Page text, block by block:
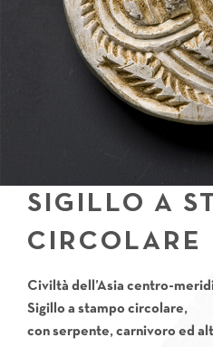
SIGILLO A
CIRCOLARE
Civiltà dell’Asia centro-
Sigillo a stampo circolare,
con serpente, carnivoro ed